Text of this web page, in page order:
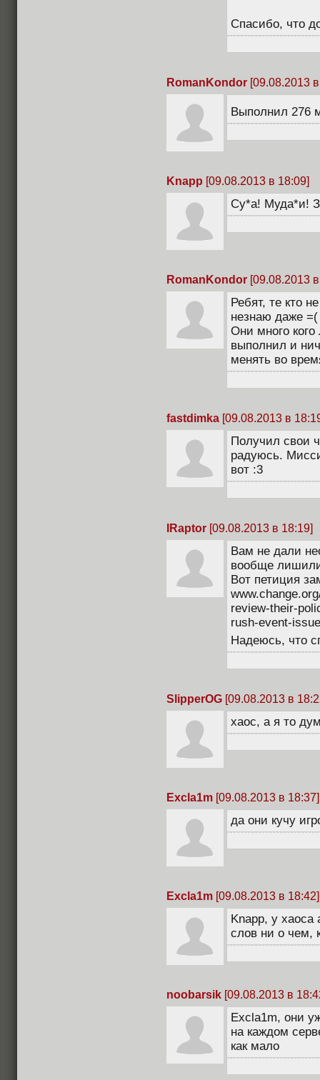
Спасибо, что
RomanKondor [09.08.2013
Выполнил 276
Knapp [09.08.2013 в 18:09]
Су*а! Муда*и!
RomanKondor [09.08.2013
Ребят, те кто
незнаю даже =(
Они много
выполнил и
менять во
fastdimka [09.08.2013 в
Получил свои
радуюсь.
вот :3
IRaptor [09.08.2013 в 18:19]
Вам не дали
вообще
Вот петиция
review-their-
rush-event-issue
Надеюсь, что
SlipperOG [09.08.2013 в
xaoc, а я то
Excla1m [09.08.2013 в 18:37]
да они кучу
Excla1m [09.08.2013 в 18:42]
Knapp, у хаоса
слов ни о чем,
noobarsik [09.08.2013 в
Excla1m, они
на каждом
как мало